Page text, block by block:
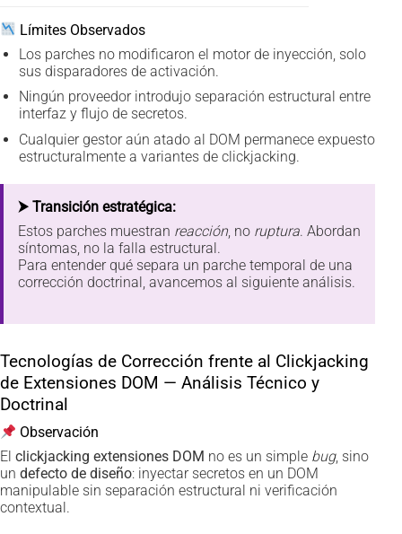
Límites Observados
Los parches no modificaron el motor de inyección, solo
sus disparadores de activación.
Ningún proveedor introdujo separación estructural entre
interfaz y flujo de secretos.
Cualquier gestor aún atado al DOM permanece expuesto
estructuralmente a variantes de clickjacking.
⮞ Transición estratégica:
Estos parches muestran reacción, no ruptura. Abordan
síntomas, no la falla estructural.
Para entender qué separa un parche temporal de una
corrección doctrinal, avancemos al siguiente análisis.
Tecnologías de Corrección frente al Clickjacking
de Extensiones DOM — Análisis Técnico y
Doctrinal
Observación
El clickjacking extensiones DOM no es un simple bug, sino
un defecto de diseño: inyectar secretos en un DOM
manipulable sin separación estructural ni verificación
contextual.